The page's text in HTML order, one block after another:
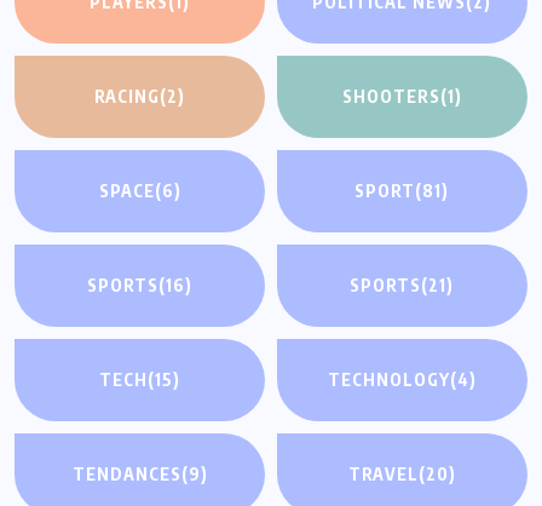
RACING(2) SHOOTERS(1)
SPACE(6) SPORT(81)
SPORTS(16) SPORTS(21)
TECH(15) TECHNOLOGY(4)
TENDANCES(9) TRAVEL(20)